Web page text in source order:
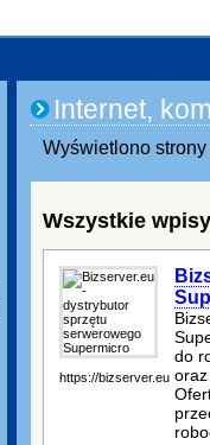
Internet,
Wyświetlono
Wszystkie
https://bizserver.eu
do